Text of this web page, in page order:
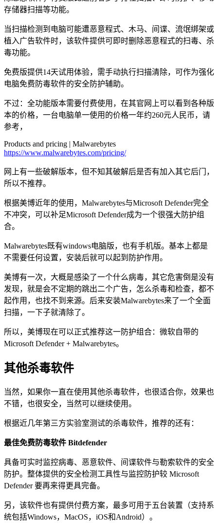
存储器扫描等功能。
当扫描检测到电脑可能遭恶意程式、木马、间谍、流氓绑架或
植入广告软件时，该软件提供可即时删除恶意程式的扫毒、杀
毒功能。
免费版提供14天试用体验，需手动执行扫描清除，可作为强化
电脑免费防毒软件的安全防护辅助。
不过：全功能版本需要付费使用，在其官网上可以看到各种版
本的价格，一台电脑单一使用的价格一年约260元人民币，请
参考，
Products and pricing | Malwarebytes
https://www.malwarebytes.com/pricing/
网上有一些破解版本，但不知其破解后是否有加入其它后门，
所以不推荐。
根据美博近年的使用，Malwarebytes与Microsoft Defender完全
不冲突，可以补足Microsoft Defender成为一个很强大防护组
合。
Malwarebytes既有windows电脑版，也有手机版。基本上都是
不需要任何设置，安装后就可以起到防护作用。
美博有一次，大概是感染了一个什么病毒，其它危害倒是没有
发现，就是会不定期的跳出二个广告，怎么杀毒和检查，都不
起作用，也找不到来源。后来安装Malwarebytes来了一个全面
扫描，一下子就清除了。
所以，美博现在可以正式推荐这一防护组合：微软自带的
Microsoft Defender + Malwarebytes。
其他杀毒软件
当然，如果你一直在使用其他杀毒软件，也很适合你，效果也
不错，也很安全，当然可以继续使用。
根据近几年第三方实验室测试的杀毒软件，推荐的还有：
最佳免费防毒软件 Bitdefender
具备可实时监控病毒、恶意软件、间谍软件与勒索软件的安全
防护。整体提供的安全检测工具性与监控防护较 Microsoft
Defender 要再来得更具完备。
另，该软件也有提供付费方案，最多可用于五台装置（支持系
统包括Windows，MacOS，iOS和Android）。